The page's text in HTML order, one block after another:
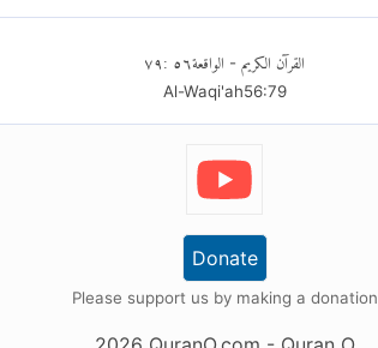
القرآن الكريم - الواقعة٥٦:٧٩
Al-Waqi'ah56:79
Donate
Please support us by making a donation